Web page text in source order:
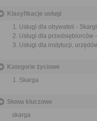
Klasyfikacje usługi
Usługi dla obywateli -
Usługi dla przedsiębiorców
Usługi dla instytucji,
Kategorie życiowe
Skarga
Słowa kluczowe
skarga